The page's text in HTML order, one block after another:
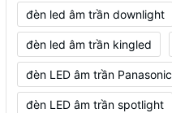
đèn led âm trần downlight
đèn led âm trần kingled
đèn LED âm trần Panasonic
đèn LED âm trần spotlight